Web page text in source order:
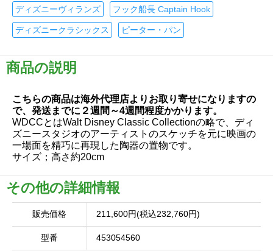
ディズニーヴィランズ フック船長 Captain Hook
ディズニークラシックス ピーター・パン
商品の説明
こちらの商品は海外代理店よりお取り寄せになりますの
で、発送までに２週間～4週間程度かかります。
WDCCとはWalt Disney Classic Collectionの略で、ディ
ズニースタジオのアーティストのスケッチを元に映画の
一場面を精巧に再現した陶器の置物です。
サイズ；高さ約20cm
その他の詳細情報
販売価格 211,600円(税込232,760円)
型番 453054560